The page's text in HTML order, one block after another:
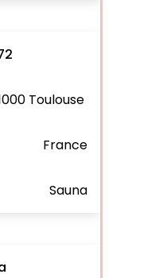
Toulouse
France
Sauna